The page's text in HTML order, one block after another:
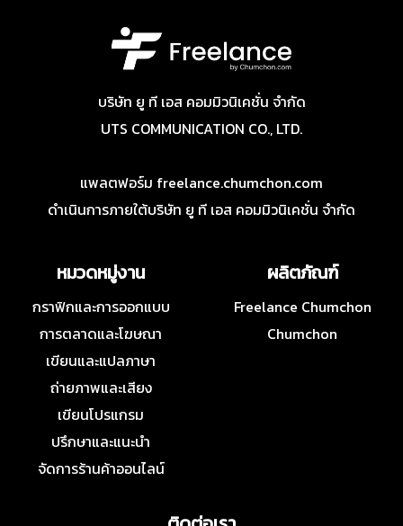
บริษัท ยู ที เอส คอมมิวนิเคชั่น จำกัด
UTS COMMUNICATION CO., LTD.
แพลตฟอร์ม freelance.chumchon.com
ดำเนินการภายใต้บริษัท ยู ที เอส คอมมิวนิเคชั่น จำกัด
หมวดหมู่งาน
กราฟิกและการออกแบบ
การตลาดและโฆษณา
เขียนและแปลภาษา
ถ่ายภาพและเสียง
เขียนโปรแกรม
ปรึกษาและแนะนำ
จัดการร้านค้าออนไลน์
ผลิตภัณฑ์
Freelance Chumchon
Chumchon